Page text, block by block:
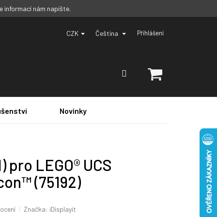
informací nám napište.
CZK Čeština Přihlášení
KOŠÍK
Novinky
pro LEGO® UCS
(75192)
Značka: iDisplayit